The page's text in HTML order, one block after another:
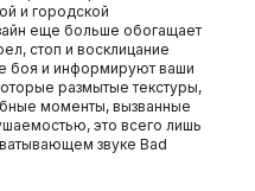
и городской
еще больше обогащает
стоп и восклицание
боя и информируют ваши
размытые текстуры,
моменты, вызванные
это всего лишь
звуке Bad